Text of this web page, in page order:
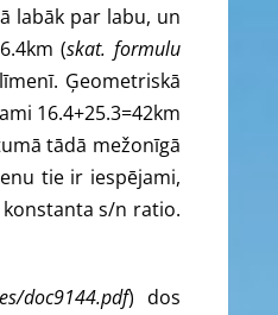
labāk par labu, un
(skat. formulu
Ģeometriskā
16.4+25.3=42km
tādā mežonīgā
tie ir iespējami,
s/n ratio.
doc9144.pdf) dos